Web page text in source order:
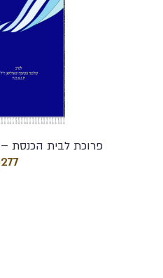
פרוכת לבית הכנסת